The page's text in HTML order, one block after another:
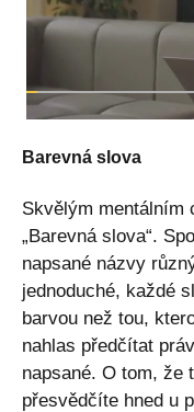
Barevná slova
Skvělým mentálním
„Barevná slova“.
napsané názvy
jednoduché, každé
barvou než tou,
nahlas předčítat
napsané. O tom, že
přesvědčíte hned u